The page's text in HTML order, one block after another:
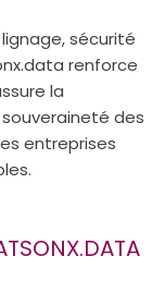
sécurité
renforce
la
des
entreprises